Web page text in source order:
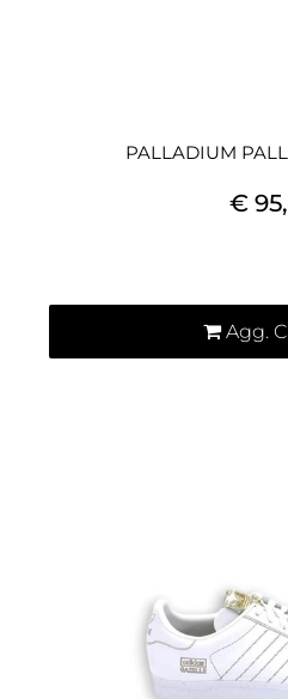
PALLADIUM
€
Agg.